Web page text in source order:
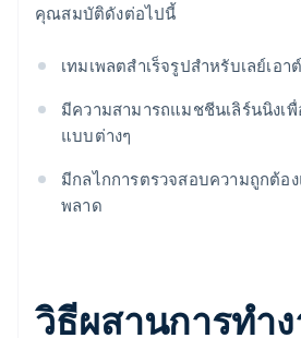
คุณสมบัติดังต่อไปนี้
เทมเพลตสําเร็จรูปสําหรับเลย์เอ
มีความสามารถแมชชีนเลิร์นนิงเ
แบบต่างๆ
มีกลไกการตรวจสอบความถูกต้อ
พลาด
วิธีผสานการทําง